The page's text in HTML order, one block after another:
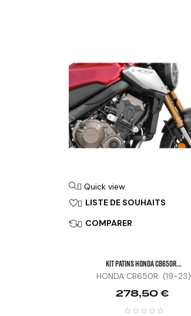
 Quick view
 LISTE DE SOUHAITS
 COMPARER
KIT PATINS HONDA CB650R...
HONDA CB650R (19-23)
Prix
278,50 €